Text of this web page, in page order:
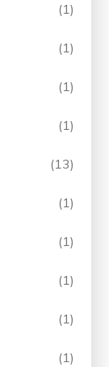
(1)
(1)
(1)
(1)
(13)
(1)
(1)
(1)
(1)
(1)